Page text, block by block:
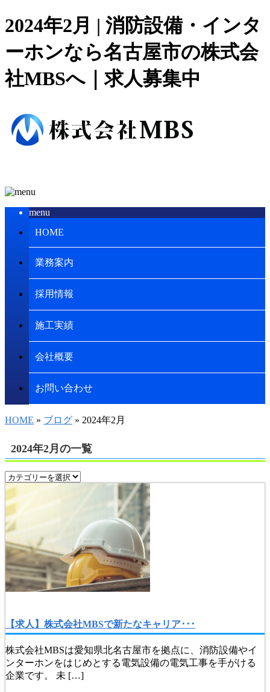
2024年2月 | 消防設備・インタ
ーホンなら名古屋市の株式会
社MBSへ｜求人募集中
menu
HOME
業務案内
採用情報
施工実績
会社概要
お問い合わせ
HOME » ブログ » 2024年2月
2024年2月の一覧
【求人】株式会社MBSで新たなキャリア･･･
株式会社MBSは愛知県北名古屋市を拠点に、消防設備やイ
ンターホンをはじめとする電気設備の電気工事を手がける
企業です。 未 […]